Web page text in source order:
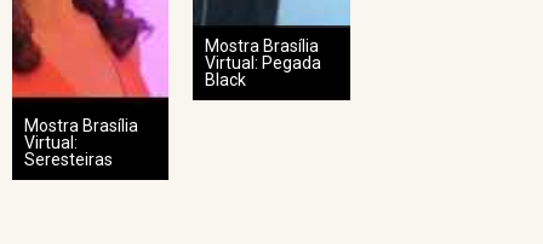
Mostra Brasília
Virtual:
Seresteiras
Mostra Brasília
Virtual: Pegada
Black